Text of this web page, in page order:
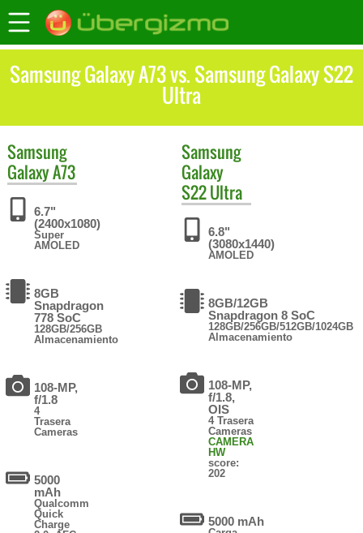
Samsung Galaxy A73 vs. Samsung Galaxy S22
Ultra
Samsung
Galaxy A73
6.7"
(2400x1080)
Super
AMOLED
8GB
Snapdragon
778 SoC
128GB/256GB
Almacenamiento
108-MP,
f/1.8
4
Trasera
Cameras
5000
mAh
Qualcomm
Quick
Charge
Samsung
Galaxy
S22 Ultra
6.8"
(3080x1440)
AMOLED
8GB/12GB
Snapdragon 8 SoC
128GB/256GB/512GB/1024GB
Almacenamiento
108-MP,
f/1.8,
OIS
4 Trasera
Cameras
CAMERA
HW
score:
202
5000 mAh